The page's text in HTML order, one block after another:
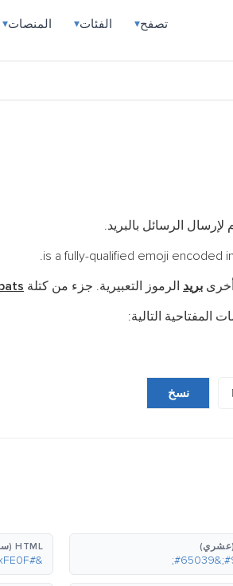
تصفح▾ الفئات▾ المنصات▾
الرسائل بالبريد.
بريد الرموز التعبيرية. جزء من كتلة
المفتاحية التالية:
نسخ
HTML (سداسي عشري)
&#x2709;&#xFE0F;